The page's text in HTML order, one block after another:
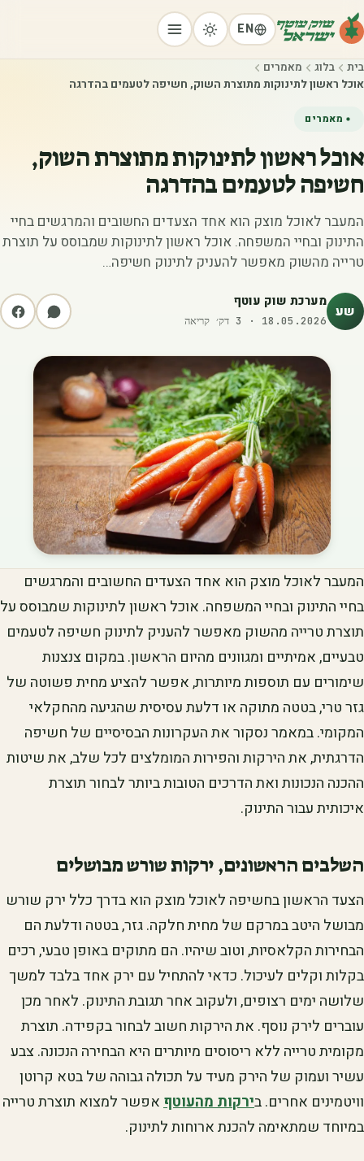
EN
בית בלוג
מאמרים
אוכל ראשון לתינוקות מתוצרת השוק, חשיפה לטעמים בהדרגה
מאמרים
אוכל ראשון לתינוקות מתוצרת השוק,
חשיפה לטעמים בהדרגה
המעבר לאוכל מוצק הוא אחד הצעדים החשובים והמרגשים בחיי
התינוק ובחיי המשפחה. אוכל ראשון לתינוקות שמבוסס על תוצרת
טרייה מהשוק מאפשר להעניק לתינוק חשיפה…
שע מערכת שוק עוטף
18.05.2026
·
3 דק׳ קריאה
המעבר לאוכל מוצק הוא אחד הצעדים החשובים והמרגשים
בחיי התינוק ובחיי המשפחה. אוכל ראשון לתינוקות שמבוסס על
תוצרת טרייה מהשוק מאפשר להעניק לתינוק חשיפה לטעמים
טבעיים, אמיתיים ומגוונים מהיום הראשון. במקום צנצנות
שימורים עם תוספות מיותרות, אפשר להציע מחית פשוטה של
גזר טרי, בטטה מתוקה או דלעת עסיסית שהגיעה מהחקלאי
המקומי. במאמר נסקור את העקרונות הבסיסיים של חשיפה
הדרגתית, את הירקות והפירות המומלצים לכל שלב, את שיטות
ההכנה הנכונות ואת הדרכים הטובות ביותר לבחור תוצרת
איכותית עבור התינוק.
השלבים הראשונים, ירקות שורש מבושלים
הצעד הראשון בחשיפה לאוכל מוצק הוא בדרך כלל ירק שורש
מבושל היטב במרקם של מחית חלקה. גזר, בטטה ודלעת הם
הבחירות הקלאסיות, וטוב שיהיו. הם מתוקים באופן טבעי, רכים
בקלות וקלים לעיכול. כדאי להתחיל עם ירק אחד בלבד למשך
שלושה ימים רצופים, ולעקוב אחר תגובת התינוק. לאחר מכן
עוברים לירק נוסף. את הירקות חשוב לבחור בקפידה. תוצרת
מקומית טרייה ללא ריסוסים מיותרים היא הבחירה הנכונה. צבע
עשיר ועמוק של הירק מעיד על תכולה גבוהה של בטא קרוטן
וויטמינים אחרים. בירקות מהעוטףאפשר למצוא תוצרת טרייה
במיוחד שמתאימה להכנת ארוחות לתינוק.